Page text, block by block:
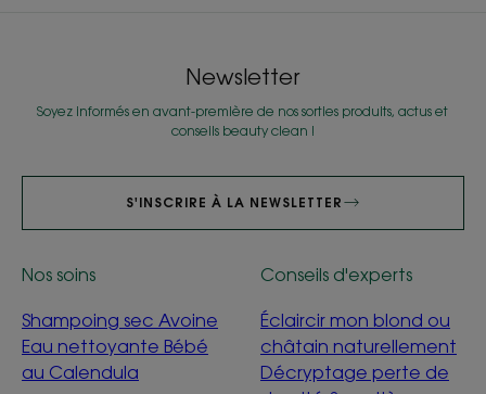
Newsletter
Soyez informés en avant-première de nos sorties produits, actus et
conseils beauty clean !
S'INSCRIRE À LA NEWSLETTER
Nos soins
Shampoing sec Avoine
Eau nettoyante Bébé
au Calendula
Conseils d'experts
Éclaircir mon blond ou
châtain naturellement
Décryptage perte de